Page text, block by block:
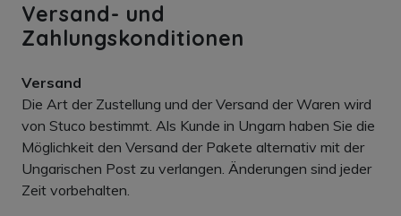
Versand- und
Zahlungskonditionen
Versand
Die Art der Zustellung und der Versand der Waren wird
von Stuco bestimmt. Als Kunde in Ungarn haben Sie die
Möglichkeit den Versand der Pakete alternativ mit der
Ungarischen Post zu verlangen. Änderungen sind jeder
Zeit vorbehalten.